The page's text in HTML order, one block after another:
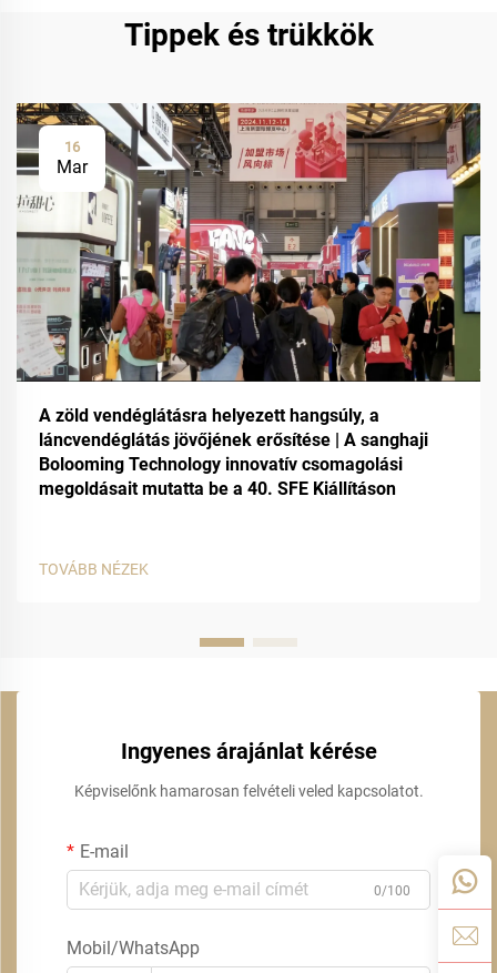
Tippek és trükkök
16
Mar
A zöld vendéglátásra helyezett hangsúly, a
láncvendéglátás jövőjének erősítése | A sanghaji
Bolooming Technology innovatív csomagolási
megoldásait mutatta be a 40. SFE Kiállításon
TOVÁBB NÉZEK
Ingyenes árajánlat kérése
Képviselőnk hamarosan felvételi veled kapcsolatot.
E-mail
0/100
Mobil/WhatsApp